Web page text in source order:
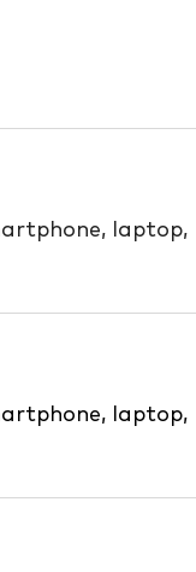
laptop,
laptop,